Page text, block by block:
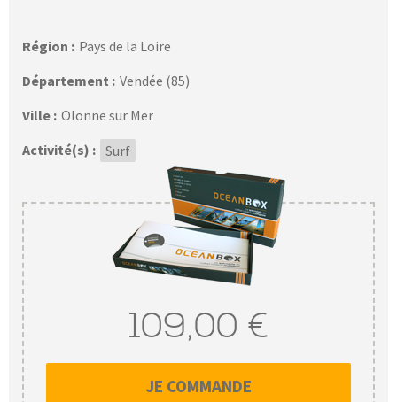
Région : Pays de la Loire
Département : Vendée (85)
Ville : Olonne sur Mer
Activité(s) : Surf
109,00 €
JE COMMANDE